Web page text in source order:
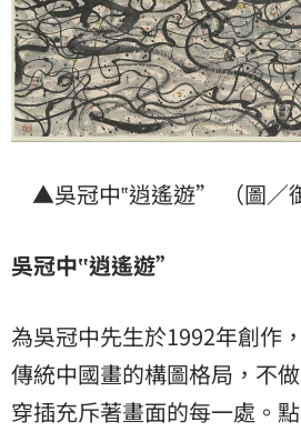
▲吳冠中‟逍遙遊” （圖／
吳冠中‟逍遙遊”
為吳冠中先生於1992年創作
傳統中國畫的構圖格局，不
穿插充斥著畫面的每一處。